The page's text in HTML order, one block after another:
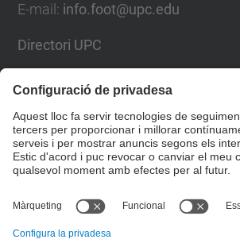
E-mail : info.foot@upc.edu
Directori UPC
Formulari de contacte
Llista Xarxes Socials